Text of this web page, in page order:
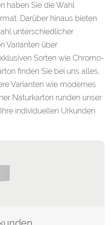
haben Sie die Wahl
Darüber hinaus bieten
unterschiedlicher
Varianten über
Sorten wie Chromo-
finden Sie bei uns alles,
Varianten wie modernes
Naturkarton runden unser
individuellen Urkunden